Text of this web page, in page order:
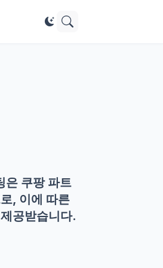
은 쿠팡 파트
, 이에 따른
공받습니다.